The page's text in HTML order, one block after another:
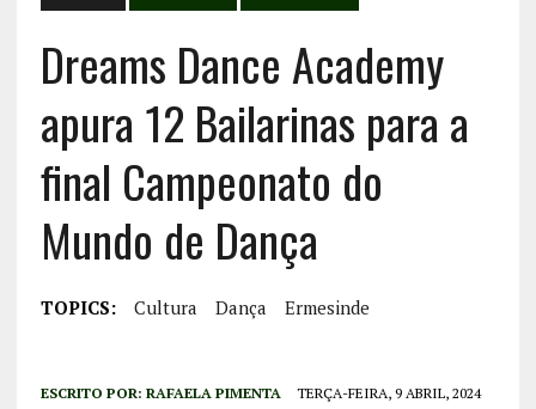
Dreams Dance Academy
apura 12 Bailarinas para a
final Campeonato do
Mundo de Dança
TOPICS: Cultura Dança Ermesinde
ESCRITO POR: RAFAELA PIMENTA TERÇA-FEIRA, 9 ABRIL, 2024